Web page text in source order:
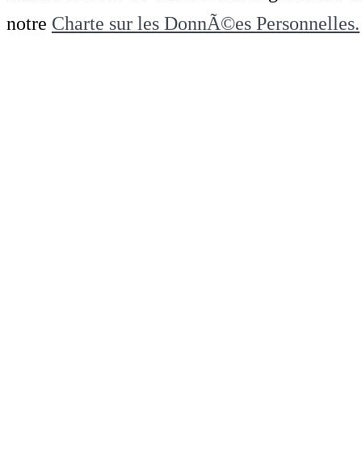
notre Charte sur les DonnÃ©es Personnelles.